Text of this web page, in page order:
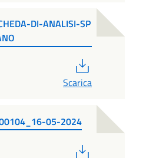
DI-ANALISI-SP
Scarica
05-2024